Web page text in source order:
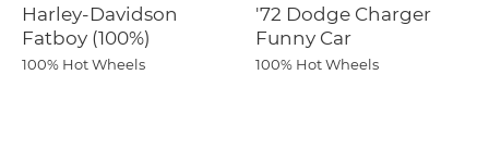
Harley-Davidson
Fatboy (100%)
100% Hot Wheels
'72 Dodge Charger
Funny Car
100% Hot Wheels